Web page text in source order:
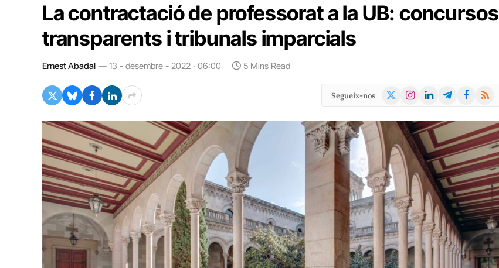
La contractació de professorat a la UB: concursos
transparents i tribunals imparcials
Ernest Abadal 13 - desembre - 2022 · 06:00 5 Mins Read
Segueix-nos
X
Instagram
LinkedInTelegramFacebook
RSS